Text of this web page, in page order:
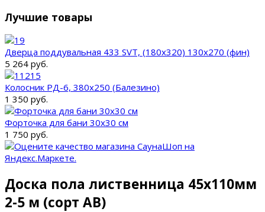
Лучшие товары
Дверца поддувальная 433 SVT, (180х320) 130х270 (фин)
5 264 руб.
Колосник РД-6, 380х250 (Балезино)
1 350 руб.
Форточка для бани 30x30 см
1 750 руб.
Доска пола лиственница 45х110мм
2-5 м (сорт AB)